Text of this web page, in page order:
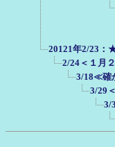
20121年2/23：
2/24＜１月
3/18≪確
3/29
3/